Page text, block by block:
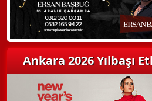
Ankara 2026 Yılbaşı